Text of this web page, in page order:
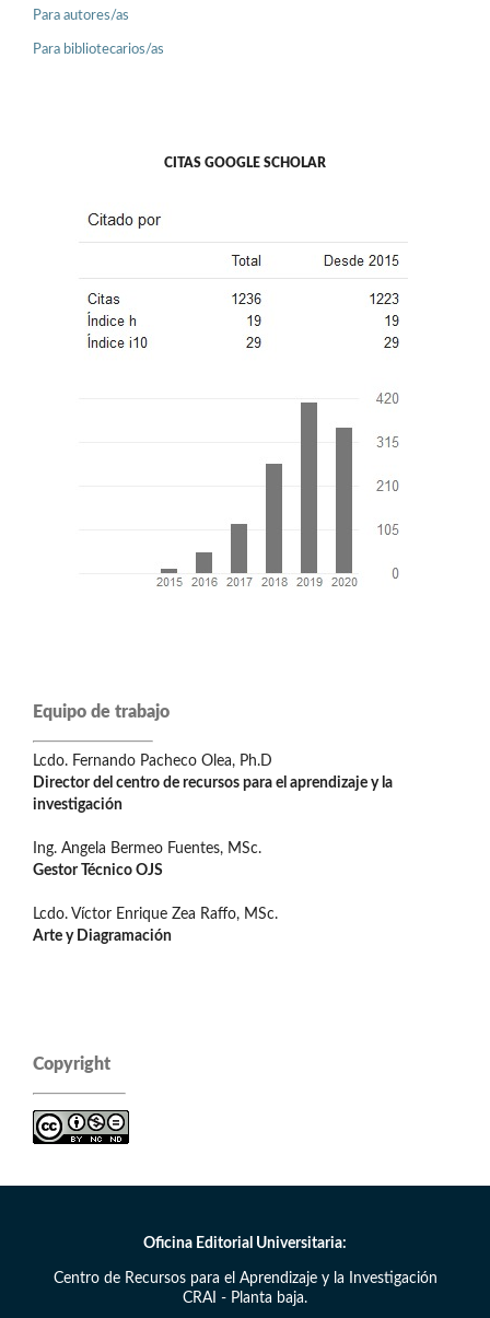
Para autores/as
Para bibliotecarios/as
CITAS GOOGLE SCHOLAR
Equipo de trabajo
Lcdo. Fernando Pacheco Olea, Ph.D
Director del centro de recursos para el aprendizaje y la
investigación
Ing. Angela Bermeo Fuentes, MSc.
Gestor Técnico OJS
Lcdo. Víctor Enrique Zea Raffo, MSc.
Arte y Diagramación
Copyright
Oficina Editorial Universitaria:
Centro de Recursos para el Aprendizaje y la Investigación
CRAI - Planta baja.